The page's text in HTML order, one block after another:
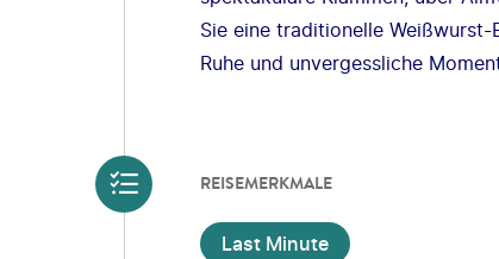
Sie eine traditionelle
Ruhe und unvergessliche
REISEMERKMALE
Last Minute